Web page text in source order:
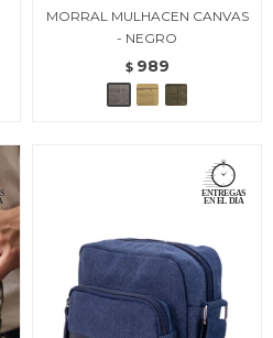
MORRAL MULHACEN CANVAS
- NEGRO
$ 989